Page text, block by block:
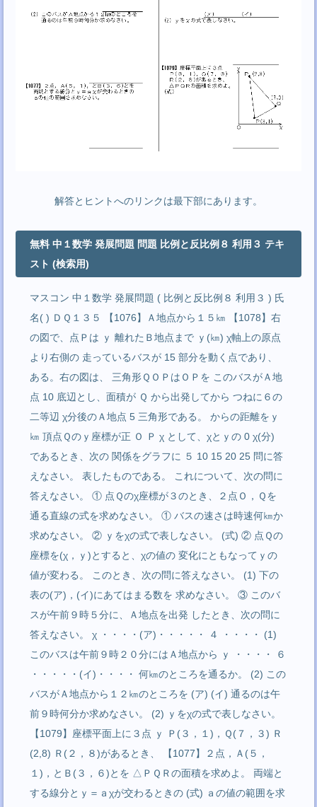
解答とヒントへのリンクは最下部にあります。
無料 中１数学 発展問題 問題 比例と反比例８ 利用３ テキ
スト (検索用)
マスコン 中１数学 発展問題 ( 比例と反比例８ 利用３ ) 氏
名( ) ＤＱ１３５ 【1076】Ａ地点から１５㎞ 【1078】右
の図で、点Ｐは ｙ 離れたＢ地点まで ｙ(㎞) χ軸上の原点
より右側の 走っているバスが 15 部分を動く点であり、
ある。右の図は、 三角形ＱＯＰはＯＰを このバスがＡ地
点 10 底辺とし、面積が Ｑ から出発してから つねに６の
二等辺 χ分後のＡ地点 5 三角形である。 からの距離をｙ
㎞ 頂点Ｑのｙ座標が正 Ｏ Ｐ χ として、χとｙの 0 χ(分)
であるとき、次の 関係をグラフに ５ 10 15 20 25 問に答
えなさい。 表したものである。 これについて、次の問に
答えなさい。 ① 点Ｑのχ座標が３のとき、２点Ｏ，Ｑを
通る直線の式を求めなさい。 ① バスの速さは時速何㎞か
求めなさい。 ② ｙをχの式で表しなさい。 (式) ② 点Ｑの
座標を(χ，ｙ)とすると、χの値の 変化にともなってｙの
値が変わる。 このとき、次の問に答えなさい。 (1) 下の
表の(ア)，(イ)にあてはまる数を 求めなさい。 ③ このバ
スが午前９時５分に、Ａ地点を出発 したとき、次の問に
答えなさい。 χ ・・・・(ア)・・・・・ ４ ・・・・ (1)
このバスは午前９時２０分にはＡ地点から ｙ ・・・・ ６
・・・・・(イ)・・・・ 何㎞のところを通るか。 (2) この
バスがＡ地点から１２㎞のところを (ア) (イ) 通るのは午
前９時何分か求めなさい。 (2) ｙをχの式で表しなさい。
【1079】座標平面上に３点 ｙ Ｐ(３，１)，Ｑ(７，３) Ｒ
(2,8) Ｒ(２，８)があるとき、 【1077】２点，Ａ(５，
１)，とＢ(３，６)とを △ＰＱＲの面積を求めよ。 両端と
する線分とｙ＝ａχが交わるときの (式) ａの値の範囲を求